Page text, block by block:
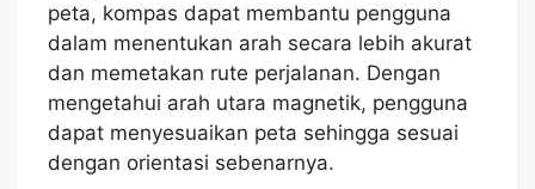
peta, kompas dapat membantu pengguna
dalam menentukan arah secara lebih akurat
dan memetakan rute perjalanan. Dengan
mengetahui arah utara magnetik, pengguna
dapat menyesuaikan peta sehingga sesuai
dengan orientasi sebenarnya.